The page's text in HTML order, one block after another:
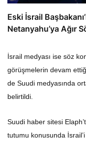
Eski İsrail
Netanyahu’ya Ağır
İsrail medyası ise söz
görüşmelerin devam
de Suudi medyasında
belirtildi.
Suudi haber sitesi
tutumu konusunda